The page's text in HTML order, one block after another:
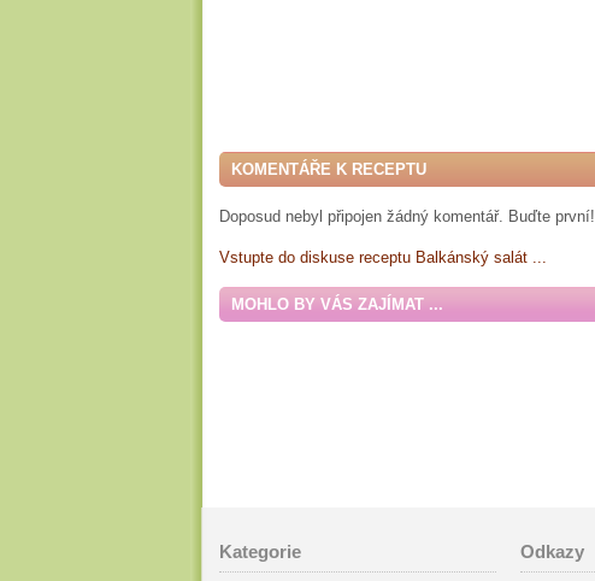
KOMENTÁŘE K RECEPTU
Doposud nebyl připojen žádný komentář. Buďte první!
Vstupte do diskuse receptu Balkánský salát ...
MOHLO BY VÁS ZAJÍMAT ...
Kategorie Odkazy